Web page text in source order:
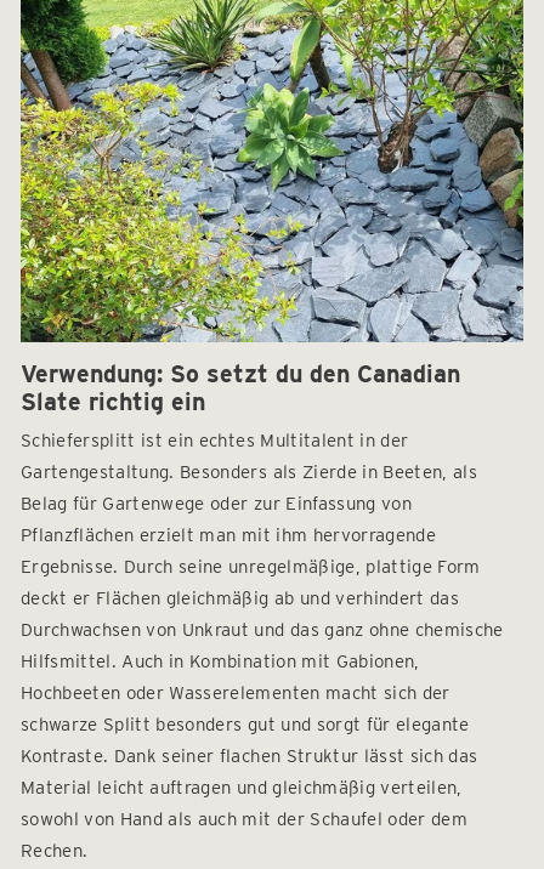
Verwendung: So setzt du den Canadian
Slate richtig ein
Schiefersplitt ist ein echtes Multitalent in der
Gartengestaltung. Besonders als Zierde in Beeten, als
Belag für Gartenwege oder zur Einfassung von
Pflanzflächen erzielt man mit ihm hervorragende
Ergebnisse. Durch seine unregelmäßige, plattige Form
deckt er Flächen gleichmäßig ab und verhindert das
Durchwachsen von Unkraut und das ganz ohne chemische
Hilfsmittel. Auch in Kombination mit Gabionen,
Hochbeeten oder Wasserelementen macht sich der
schwarze Splitt besonders gut und sorgt für elegante
Kontraste. Dank seiner flachen Struktur lässt sich das
Material leicht auftragen und gleichmäßig verteilen,
sowohl von Hand als auch mit der Schaufel oder dem
Rechen.